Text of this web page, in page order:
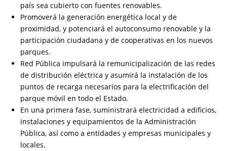
país sea cubierto con fuentes renovables.
Promoverá la generación energética local y de
proximidad, y potenciará el autoconsumo renovable y la
participación ciudadana y de cooperativas en los nuevos
parques.
Red Pública impulsará la remunicipalización de las redes
de distribución eléctrica y asumirá la instalación de los
puntos de recarga necesarios para la electrificación del
parque móvil en todo el Estado.
En una primera fase, suministrará electricidad a edificios,
instalaciones y equipamientos de la Administración
Pública, así como a entidades y empresas municipales y
locales.